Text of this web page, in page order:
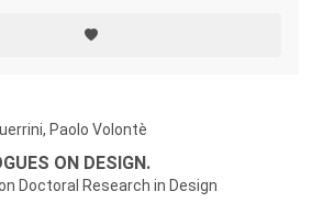
e il designer nelle diverse fasi di sviluppo di
Paolo Volontè
ON DESIGN.
Doctoral Research in Design